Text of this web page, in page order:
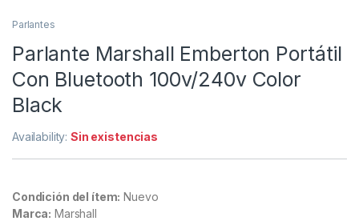
Parlantes
Parlante Marshall Emberton Portátil
Con Bluetooth 100v/240v Color
Black
Availability:Sin existencias
Condición del ítem: Nuevo
Marca: Marshall